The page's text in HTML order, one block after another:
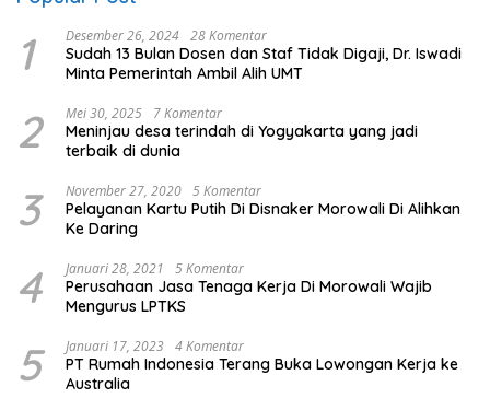
1 Desember 26, 2024 28 Komentar
Sudah 13 Bulan Dosen dan Staf Tidak Digaji, Dr. Iswadi
Minta Pemerintah Ambil Alih UMT
2 Mei 30, 2025 7 Komentar
Meninjau desa terindah di Yogyakarta yang jadi
terbaik di dunia
3 November 27, 2020 5 Komentar
Pelayanan Kartu Putih Di Disnaker Morowali Di Alihkan
Ke Daring
4 Januari 28, 2021 5 Komentar
Perusahaan Jasa Tenaga Kerja Di Morowali Wajib
Mengurus LPTKS
5 Januari 17, 2023 4 Komentar
PT Rumah Indonesia Terang Buka Lowongan Kerja ke
Australia